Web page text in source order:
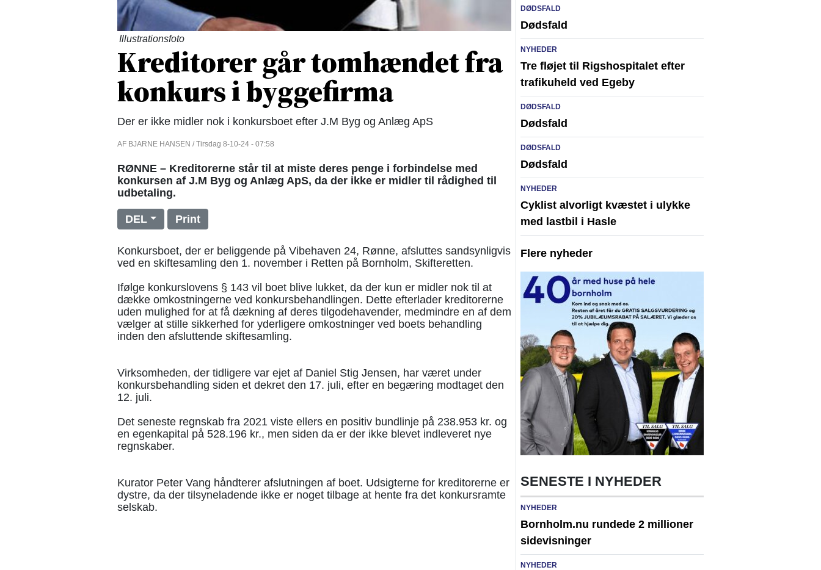
Illustrationsfoto
Kreditorer går tomhændet fra
konkurs i byggefirma
Der er ikke midler nok i konkursboet efter J.M Byg og Anlæg ApS
AF BJARNE HANSEN / Tirsdag 8-10-24 - 07:58
RØNNE – Kreditorerne står til at miste deres penge i forbindelse med
konkursen af J.M Byg og Anlæg ApS, da der ikke er midler til rådighed til
udbetaling.
DEL Print
Konkursboet, der er beliggende på Vibehaven 24, Rønne, afsluttes sandsynligvis
ved en skiftesamling den 1. november i Retten på Bornholm, Skifteretten.
Ifølge konkurslovens § 143 vil boet blive lukket, da der kun er midler nok til at
dække omkostningerne ved konkursbehandlingen. Dette efterlader kreditorerne
uden mulighed for at få dækning af deres tilgodehavender, medmindre en af dem
vælger at stille sikkerhed for yderligere omkostninger ved boets behandling
inden den afsluttende skiftesamling.
Virksomheden, der tidligere var ejet af Daniel Stig Jensen, har været under
konkursbehandling siden et dekret den 17. juli, efter en begæring modtaget den
12. juli.
Det seneste regnskab fra 2021 viste ellers en positiv bundlinje på 238.953 kr. og
en egenkapital på 528.196 kr., men siden da er der ikke blevet indleveret nye
regnskaber.
Kurator Peter Vang håndterer afslutningen af boet. Udsigterne for kreditorerne er
dystre, da der tilsyneladende ikke er noget tilbage at hente fra det konkursramte
selskab.
DØDSFALD
Dødsfald
NYHEDER
Tre fløjet til Rigshospitalet efter
trafikuheld ved Egeby
DØDSFALD
Dødsfald
DØDSFALD
Dødsfald
NYHEDER
Cyklist alvorligt kvæstet i ulykke
med lastbil i Hasle
Flere nyheder
SENESTE I NYHEDER
NYHEDER
Bornholm.nu rundede 2 millioner
sidevisninger
NYHEDER